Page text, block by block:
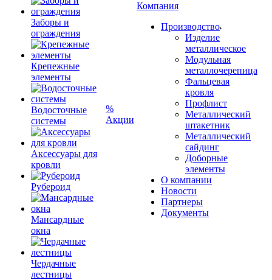
Заборы и
ограждения
Крепежные
элементы
Водосточные
системы
Аксессуары для
кровли
Рубероид
Мансардные
окна
Чердачные
лестницы
%
Акции
Компания
Производство
Изделие
металлическое
Модульная
металлочерепица
Фальцевая
кровля
Профлист
Металлический
штакетник
Металлический
сайдинг
Доборные
элементы
О компании
Новости
Партнеры
Документы